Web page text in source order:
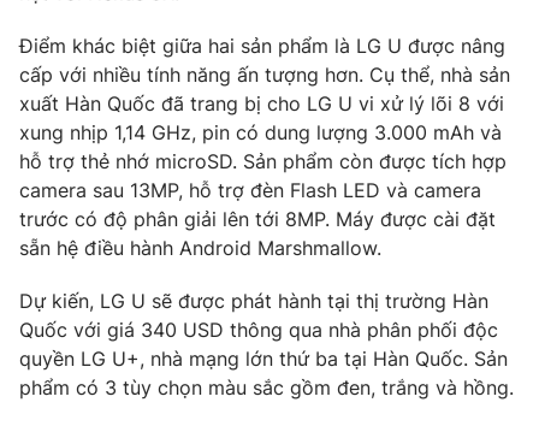
Làm đẹp
Chất lượng cuộc sống
Tuyển sinh
Học trực tuyến
Công nghệ
Hitech Công nghệ tương lai
Sản phẩm
Thị trường
Tư vấn
Giao lưu trực tuyến
Lịch phát sóng
Emagazine Podcast
Photo Infographic
Điểm khác biệt giữa hai sản phẩm là LG U được nâng
cấp với nhiều tính năng ấn tượng hơn. Cụ thể, nhà sản
xuất Hàn Quốc đã trang bị cho LG U vi xử lý lõi 8 với
xung nhịp 1,14 GHz, pin có dung lượng 3.000 mAh và
hỗ trợ thẻ nhớ microSD. Sản phẩm còn được tích hợp
camera sau 13MP, hỗ trợ đèn Flash LED và camera
trước có độ phân giải lên tới 8MP. Máy được cài đặt
sẵn hệ điều hành Android Marshmallow.
Dự kiến, LG U sẽ được phát hành tại thị trường Hàn
Quốc với giá 340 USD thông qua nhà phân phối độc
quyền LG U+, nhà mạng lớn thứ ba tại Hàn Quốc. Sản
phẩm có 3 tùy chọn màu sắc gồm đen, trắng và hồng.